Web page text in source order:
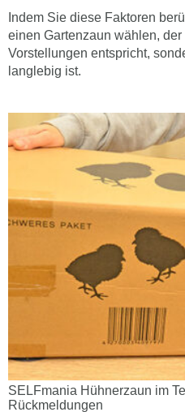
Indem Sie diese Faktoren
einen Gartenzaun wählen,
Vorstellungen entspricht,
langlebig ist.
SELFmania Hühnerzaun im
Rückmeldungen